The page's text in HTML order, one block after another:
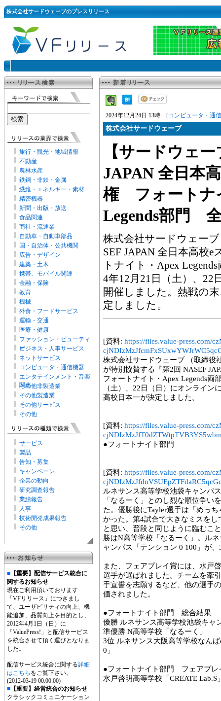
株式会社サードウェーブのプレスリリース
旅行・観光・地域情報
不動産
農林水産
鉄鋼・非鉄・金属
繊維・エネルギー・素材
精密機器
新聞・出版・放送
食品関連
商社・流通業
自動車・自動車部品
国・自治体・公共機関
広告・デザイン
建築・土木
携帯、モバイル関連
金融・保険
教育
機械
外食・フードサービス
運輸・交通
医療・健康
ファッション・ビューティ
ー
ビジネス・人事サービス
ネットサービス
コンピュータ・通信機器
エンタテインメント・音楽
関連
その他非製造業
その他製造業
その他サービス
その他
サービス
製品
告知・募集
キャンペーン
企業の動向
研究調査報告
業績報告
人事
技術開発成果報告
その他
■ 【重要】配信サービス統合に
関するお知らせ
現在ご利用頂いております
「VFリリース」につきまし
て、ユーザビリティの向上、機
能追加、品質向上を目的とし、
2012年4月1日（日）に
「ValuePress!」と配信サービス
を統合させて頂く運びとなりま
した。
配信サービス統合に関する詳細
はこちら をご覧下さい。
(2012-03-19 00:00:00)
■ 【重要】経営統合のお知らせ
クラシックコミュニケーション
2024年12月24日 13時 [コンピュータ・通
株式会社サードウェーブ
【サードウェ
JAPAN 全日本
権 フォートナ
Legends部門
株式会社サードウェー
SEF JAPAN 全日本高校
トナイト・Apex
4年12月21日（土）、
開催しました。熱戦の
定しました。
[資料: https://files.value-press.com/
株式会社サードウェーブ （取締役
が特別協賛する『第2回 NASEF
フォートナイト・Apex Legends両
（土）、22日（日）にオンライン
高校日本一が決定しました。
[資料: https://files.value-press.com/
●フォートナイト部門
[資料: https://files.value-press.com/
ルネサンス高等学校池袋キャンパ
「なるーく」とのし烈な順位争い
た。優勝後にTayler選手は「めっ
かった。第4試合で大きなミスを
と思い、普段と同じように臨むこ
勝はN高等学校「なるーく」。ル
ャンパス「テンション 0 100」が
また、フェアプレイ賞には、水戸
選手が選ばれました。チームを牽
手宣誓を志願するなど、他の選手
価されました。
●フォートナイト部門 総合結果
優勝 ルネサンス高等学校池袋キャ
準優勝 N高等学校「なるーく」
3位 ルネサンス大阪高等学校なん
0」
●フォートナイト部門 フェアプレ
水戸啓明高等学校「CREATE